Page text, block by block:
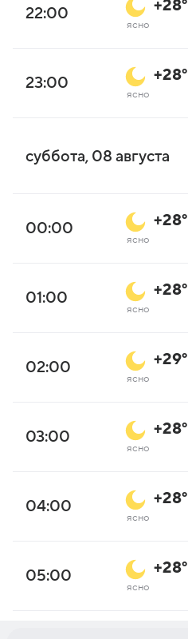
22:00 +28°
ясно
23:00 +28°
ясно
суббота, 08 августа
00:00 +28°
ясно
01:00 +28°
ясно
02:00 +29°
ясно
03:00 +28°
ясно
04:00 +28°
ясно
05:00 +28°
ясно